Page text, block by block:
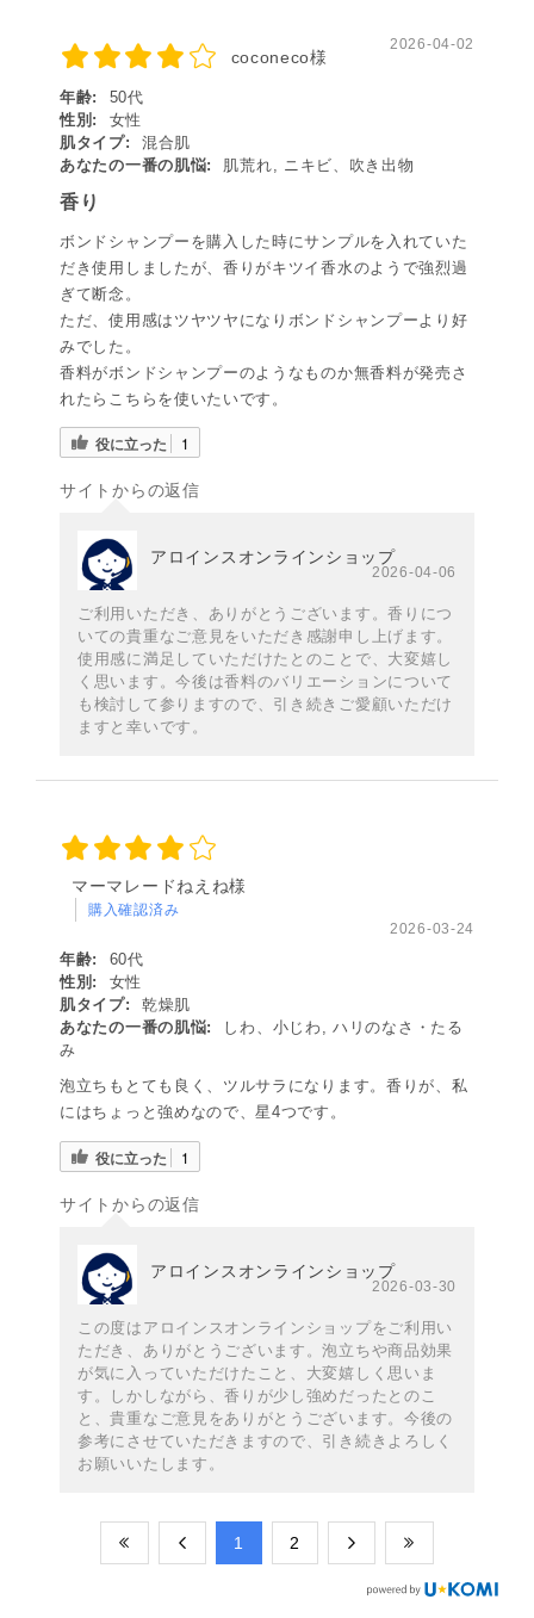
coconeco様
2026-04-02
年齢:
50代
性別:
女性
肌タイプ:
混合肌
あなたの一番の肌悩:
肌荒れ, ニキビ、吹き出物
香り
ボンドシャンプーを購入した時にサンプルを入れていた
だき使用しましたが、香りがキツイ香水のようで強烈過
ぎて断念。
ただ、使用感はツヤツヤになりボンドシャンプーより好
みでした。
香料がボンドシャンプーのようなものか無香料が発売さ
れたらこちらを使いたいです。
役に立った 1
サイトからの返信
アロインスオンラインショップ
2026-04-06
ご利用いただき、ありがとうございます。香りにつ
いての貴重なご意見をいただき感謝申し上げます。
使用感に満足していただけたとのことで、大変嬉し
く思います。今後は香料のバリエーションについて
も検討して参りますので、引き続きご愛顧いただけ
ますと幸いです。
マーマレードねえね様
購入確認済み
2026-03-24
年齢:
60代
性別:
女性
肌タイプ:
乾燥肌
あなたの一番の肌悩:
しわ、小じわ, ハリのなさ・たる
み
泡立ちもとても良く、ツルサラになります。香りが、私
にはちょっと強めなので、星4つです。
役に立った 1
サイトからの返信
アロインスオンラインショップ
2026-03-30
この度はアロインスオンラインショップをご利用い
ただき、ありがとうございます。泡立ちや商品効果
が気に入っていただけたこと、大変嬉しく思いま
す。しかしながら、香りが少し強めだったとのこ
と、貴重なご意見をありがとうございます。今後の
参考にさせていただきますので、引き続きよろしく
お願いいたします。
​1 ​2